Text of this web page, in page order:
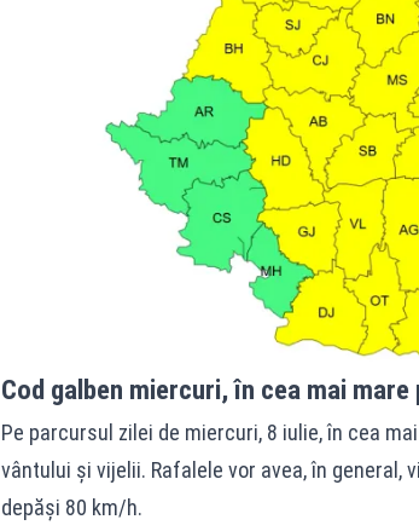
Cod galben miercuri, în cea mai
Pe parcursul zilei de miercuri, 8 iulie, în cea
vântului și vijelii. Rafalele vor avea, în
depăși 80 km/h.